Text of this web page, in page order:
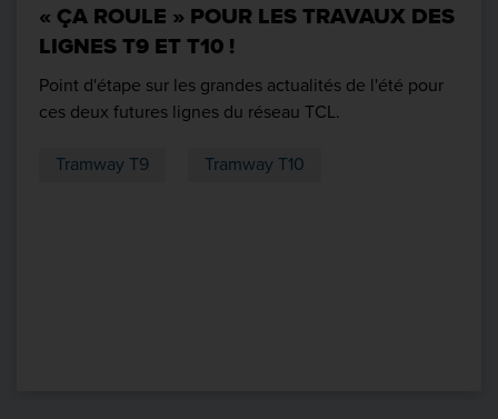
« ÇA ROULE » POUR LES TRAVAUX DES
LIGNES T9 ET T10 !
Point d'étape sur les grandes actualités de l'été pour
ces deux futures lignes du réseau TCL.
Tramway T9 Tramway T10